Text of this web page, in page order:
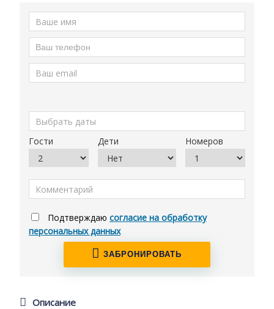
Гости Дети Номеров
Подтверждаю согласие на обработку
персональных данных
ЗАБРОНИРОВАТЬ
Описание